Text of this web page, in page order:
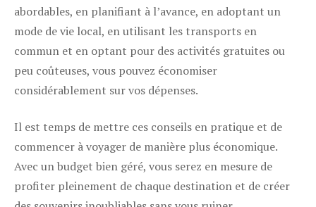
abordables, en planifiant à l’avance, en adoptant un
mode de vie local, en utilisant les transports en
commun et en optant pour des activités gratuites ou
peu coûteuses, vous pouvez économiser
considérablement sur vos dépenses.
Il est temps de mettre ces conseils en pratique et de
commencer à voyager de manière plus économique.
Avec un budget bien géré, vous serez en mesure de
profiter pleinement de chaque destination et de créer